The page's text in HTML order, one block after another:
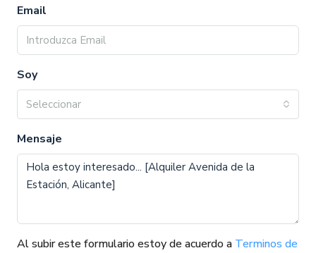
Email
Soy
Seleccionar
Mensaje
Al subir este formulario estoy de acuerdo a Terminos de